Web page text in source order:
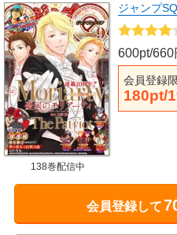
ジャンプ
600pt/660
会員登録
180pt/
138巻配信中
会員登録して